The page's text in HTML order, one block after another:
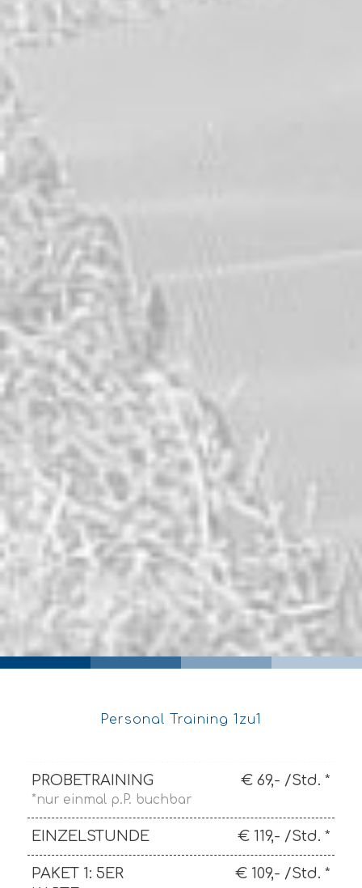
Personal Training 1zu1
PROBETRAINING € 69,- /Std. *
*nur einmal p.P. buchbar
EINZELSTUNDE € 119,- /Std. *
PAKET 1: 5ER
€ 109,- /Std. *